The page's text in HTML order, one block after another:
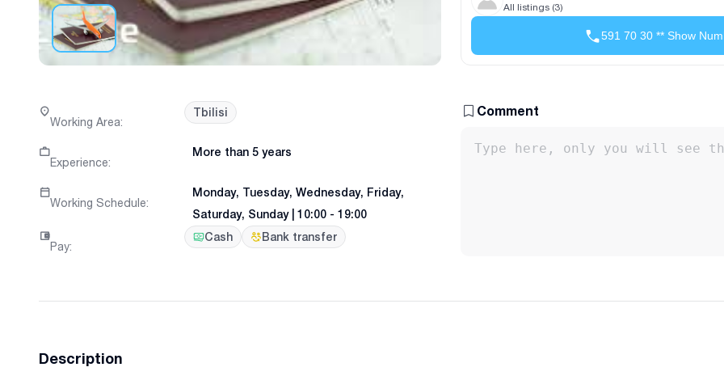
All listings (3)
591 70 30 ** Show
Working Area:
Tbilisi
Experience:
More than 5 years
Working Schedule:
Monday, Tuesday, Wednesday, Friday,
Saturday, Sunday| 10:00 - 19:00
Pay:
Cash Bank transfer
Comment
Description